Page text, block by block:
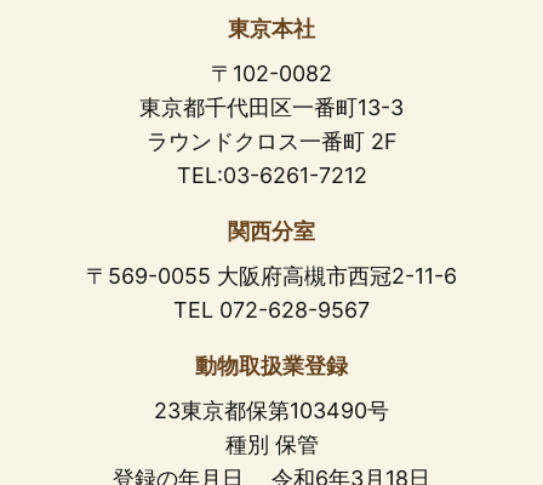
東京本社
〒102-0082
東京都千代田区一番町13-3
ラウンドクロス一番町 2F
TEL:03-6261-7212
関西分室
〒569-0055 大阪府高槻市西冠2-11-6
TEL 072-628-9567
動物取扱業登録
23東京都保第103490号
種別 保管
登録の年月日 令和6年3月18日